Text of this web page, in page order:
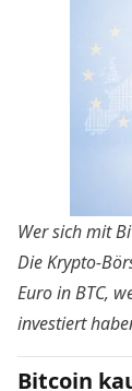
Wer sich mit
Die Krypto-
Euro in BTC,
investiert
Bitcoin